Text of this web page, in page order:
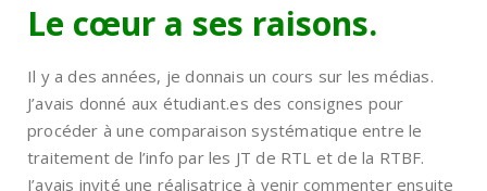
Le cœur a ses raisons.
Il y a des années, je donnais un cours sur les médias.
J’avais donné aux étudiant.es des consignes pour
procéder à une comparaison systématique entre le
traitement de l’info par les JT de RTL et de la RTBF.
J’avais invité une réalisatrice à venir commenter ensuite